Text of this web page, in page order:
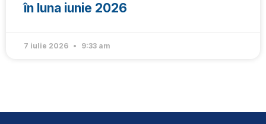
în luna iunie 2026
7 iulie 2026 9:33 am